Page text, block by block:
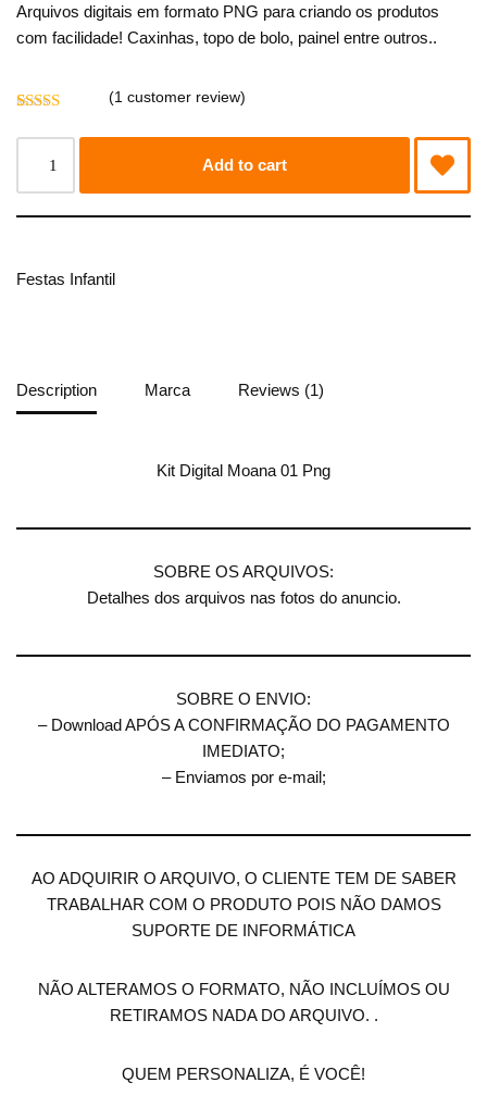
Arquivos digitais em formato PNG para criando os produtos
com facilidade! Caxinhas, topo de bolo, painel entre outros..
out of 5
based on
customer
rating
(1 customer review)
Add to cart
Festas Infantil
Description Marca Reviews (1)
Kit Digital Moana 01 Png
SOBRE OS ARQUIVOS:
Detalhes dos arquivos nas fotos do anuncio.
SOBRE O ENVIO:
– Download APÓS A CONFIRMAÇÃO DO PAGAMENTO
IMEDIATO;
– Enviamos por e-mail;
AO ADQUIRIR O ARQUIVO, O CLIENTE TEM DE SABER
TRABALHAR COM O PRODUTO POIS NÃO DAMOS
SUPORTE DE INFORMÁTICA
NÃO ALTERAMOS O FORMATO, NÃO INCLUÍMOS OU
RETIRAMOS NADA DO ARQUIVO. .
QUEM PERSONALIZA, É VOCÊ!